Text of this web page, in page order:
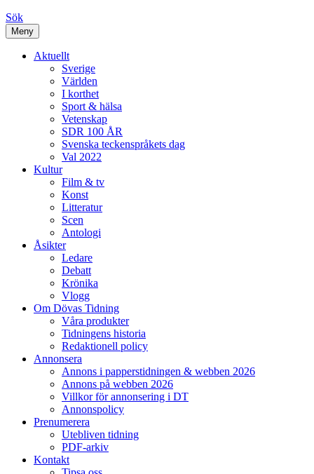
Sök
Meny
Aktuellt
Sverige
Världen
I korthet
Sport & hälsa
Vetenskap
SDR 100 ÅR
Svenska teckenspråkets dag
Val 2022
Kultur
Film & tv
Konst
Litteratur
Scen
Antologi
Åsikter
Ledare
Debatt
Krönika
Vlogg
Om Dövas Tidning
Våra produkter
Tidningens historia
Redaktionell policy
Annonsera
Annons i papperstidningen & webben 2026
Annons på webben 2026
Villkor för annonsering i DT
Annonspolicy
Prenumerera
Utebliven tidning
PDF-arkiv
Kontakt